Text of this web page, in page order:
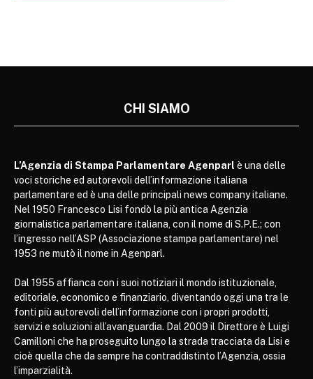
CHI SIAMO
L’Agenzia di Stampa Parlamentare Agenparl è una delle
voci storiche ed autorevoli dell’informazione italiana
parlamentare ed è una delle principali news company italiane.
Nel 1950 Francesco Lisi fondò la più antica Agenzia
giornalistica parlamentare italiana, con il nome di S.P.E.; con
l’ingresso nell’ASP (Associazione stampa parlamentare) nel
1953 ne mutò il nome in Agenparl.
Dal 1955 affianca con i suoi notiziari il mondo istituzionale,
editoriale, economico e finanziario, diventando oggi una tra le
fonti più autorevoli dell’informazione con i propri prodotti,
servizi e soluzioni all’avanguardia. Dal 2009 il Direttore è Luigi
Camilloni che ha proseguito lungo la strada tracciata da Lisi e
cioè quella che da sempre ha contraddistinto l’Agenzia, ossia
l’imparzialità.